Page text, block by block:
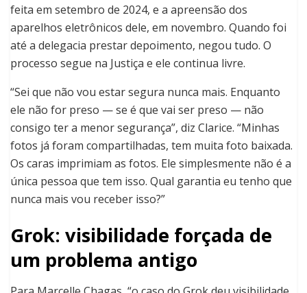
feita em setembro de 2024, e a apreensão dos
aparelhos eletrônicos dele, em novembro. Quando foi
até a delegacia prestar depoimento, negou tudo. O
processo segue na Justiça e ele continua livre.
“Sei que não vou estar segura nunca mais. Enquanto
ele não for preso — se é que vai ser preso — não
consigo ter a menor segurança”, diz Clarice. “Minhas
fotos já foram compartilhadas, tem muita foto baixada.
Os caras imprimiam as fotos. Ele simplesmente não é a
única pessoa que tem isso. Qual garantia eu tenho que
nunca mais vou receber isso?”
Grok: visibilidade forçada de
um problema antigo